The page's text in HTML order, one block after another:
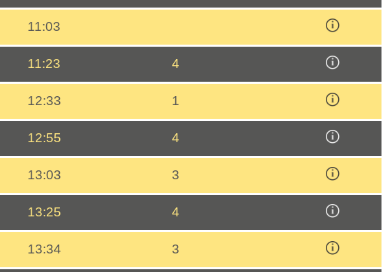
11:03
11:23 4
12:33 1
12:55 4
13:03 3
13:25 4
13:34 3